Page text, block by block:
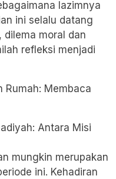
lazimnya
ini selalu datang
dilema moral dan
refleksi menjadi
Rumah: Membaca
Antara Misi
mungkin merupakan
ini. Kehadiran